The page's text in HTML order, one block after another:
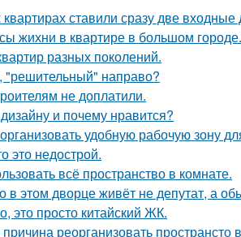
ставили сразу две входные
жихни в квартире в большом городе.
разных поколений.
направо?
не доплатили.
и почему нравится?
удобную рабочую зону
это недострой.
всё пространство в комнате.
в этом дворце живёт не депутат, а
это просто китайский ЖК.
реорганизовать пространсто